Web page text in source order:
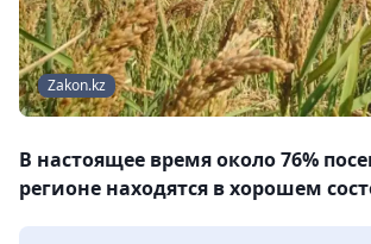
Zakon.kz
В настоящее время около 76%
регионе находятся в хорошем